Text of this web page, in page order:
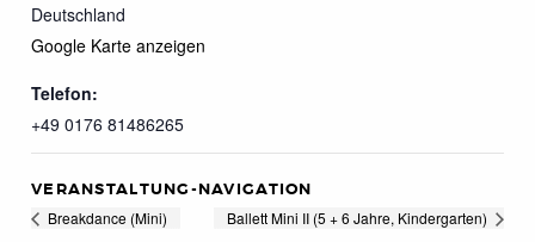
Deutschland
Google Karte anzeigen
Telefon:
+49 0176 81486265
VERANSTALTUNG-NAVIGATION
Breakdance (Mini) Ballett Mini II (5 + 6 Jahre, Kindergarten)